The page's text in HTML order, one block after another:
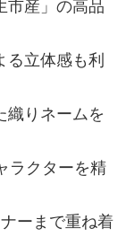
市産」の高品
る立体感も利
織りネームを
ラクターを精
ーまで重ね着